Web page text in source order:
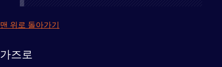
맨 위로 돌아가기
가즈로